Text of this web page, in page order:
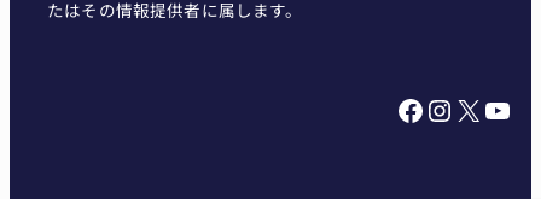
たはその情報提供者に属します。
Facebook InstagramX YouTube